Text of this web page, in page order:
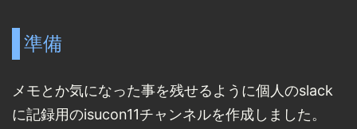
準備
メモとか気になった事を残せるように個人のslack
に記録用のisucon11チャンネルを作成しました。